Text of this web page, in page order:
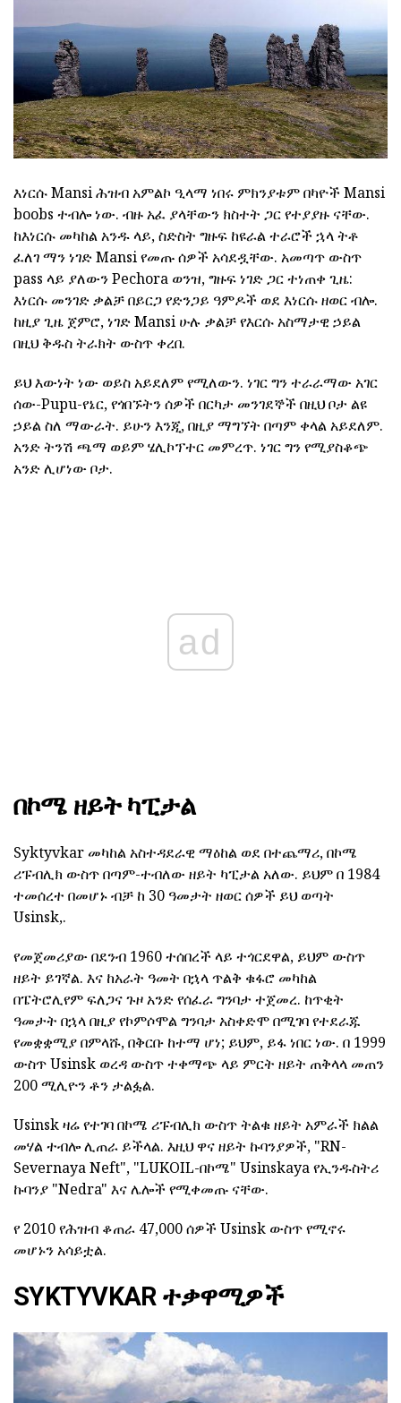
እነርሱ Mansi ሕዝብ አምልኮ ዒላማ ነበሩ ምክንያቱም በካዮች Mansi
boobs ተብሎ ነው. ብዙ አፈ ያላቸውን ክስተት ጋር የተያያዙ ናቸው.
ከእነርሱ መካከል አንዱ ላይ, ስድስት ግዙፍ ከዩራል ተራሮች ኋላ ትቶ
ፈለገ ማን ነገድ Mansi የመጡ ሰዎች አሳደዷቸው. አመጣጥ ውስጥ
pass ላይ ያለውን Pechora ወንዝ, ግዙፍ ነገድ ጋር ተነጠቀ ጊዜ:
እነርሱ መንገድ ቃልቻ በይርጋ የድንጋይ ዓምዶች ወደ እነርሱ ዘወር ብሎ.
ከዚያ ጊዜ ጀምሮ, ነገድ Mansi ሁሉ ቃልቻ የእርሱ አስማታዊ ኃይል
በዚህ ቅዱስ ትራክት ውስጥ ቀረበ.
ይህ እውነት ነው ወይስ አይደለም የሚለውን. ነገር ግን ተራራማው አገር
ሰው-Pupu-የኔር, የጎበኙትን ሰዎች በርካታ መንገደኞች በዚህ ቦታ ልዩ
ኃይል ስለ ማውራት. ይሁን እንጂ, በዚያ ማግኘት በጣም ቀላል አይደለም.
አንድ ትንሽ ጫማ ወይም ሄሊኮፕተር መምረጥ. ነገር ግን የሚያስቆጭ
አንድ ሊሆነው ቦታ.
ad
በኮሜ ዘይት ካፒታል
Syktyvkar መካከል አስተዳደራዊ ማዕከል ወደ በተጨማሪ, በኮሜ
ሪፑብሊክ ውስጥ በጣም-ተብለው ዘይት ካፒታል አለው. ይህም በ 1984
ተመሰረተ በመሆኑ ብቻ ከ 30 ዓመታት ዘወር ሰዎች ይህ ወጣት
Usinsk,.
የመጀመሪያው በደንብ 1960 ተሰበረች ላይ ተጎርደዋል, ይህም ውስጥ
ዘይት ይገኛል. እና ከአራት ዓመት በኋላ ጥልቅ ቁፋሮ መካከል
በፔትሮሊየም ፍለጋና ጉዞ አንድ የሰፈራ ግንባታ ተጀመረ. ከጥቂት
ዓመታት በኋላ በዚያ የኮምሶሞል ግንባታ አስቀድሞ በሚገባ የተደራጁ
የመቋቋሚያ በምላሹ, በቅርቡ ከተማ ሆነ; ይህም, ይፋ ነበር ነው. በ 1999
ውስጥ Usinsk ወረዳ ውስጥ ተቀማጭ ላይ ምርት ዘይት ጠቅላላ መጠን
200 ሚሊዮን ቶን ታልፏል.
Usinsk ዛሬ የተገባ በኮሜ ሪፑብሊክ ውስጥ ትልቁ ዘይት አምራች ክልል
መሃል ተብሎ ሊጠራ ይችላል. እዚህ ዋና ዘይት ኩባንያዎች, "RN-
Severnaya Neft", "LUKOIL-በኮሜ" Usinskaya የኢንዱስትሪ
ኩባንያ "Nedra" እና ሌሎች የሚቀመጡ ናቸው.
የ 2010 የሕዝብ ቆጠራ 47,000 ሰዎች Usinsk ውስጥ የሚኖሩ
መሆኑን አሳይቷል.
SYKTYVKAR ተቃዋሚዎች